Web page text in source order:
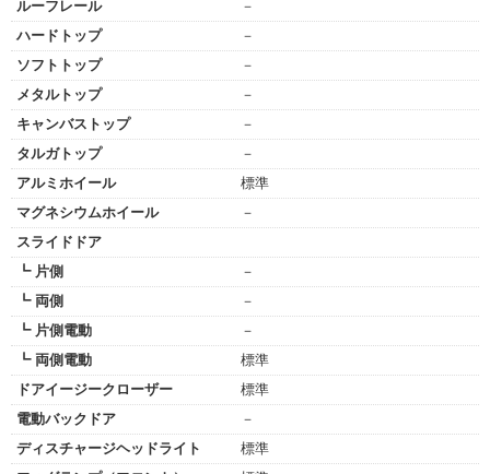
ルーフレール
－
ハードトップ
－
ソフトトップ
－
メタルトップ
－
キャンバストップ
－
タルガトップ
－
アルミホイール
標準
マグネシウムホイール
－
スライドドア
┗ 片側
－
┗ 両側
－
┗ 片側電動
－
┗ 両側電動
標準
ドアイージークローザー
標準
電動バックドア
－
ディスチャージヘッドライト
標準